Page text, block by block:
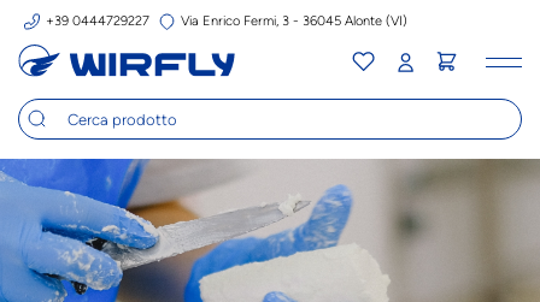
+39 0444729227 Via Enrico Fermi, 3 - 36045 Alonte (VI)